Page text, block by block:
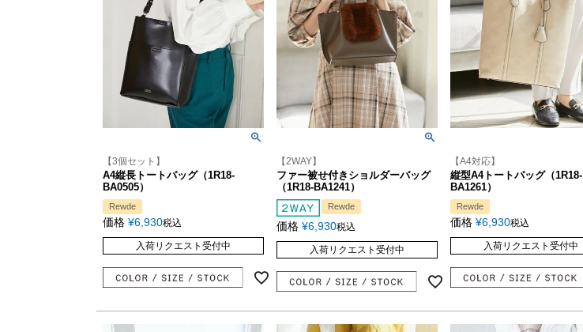
【3個セット】
A4縦長トートバッグ（1R18-
BA0505）
Rewde
価格 ¥6,930税込
入荷リクエスト受付中
【2WAY】
ファー被せ付きショルダーバッグ
（1R18-BA1241）
Rewde
価格 ¥6,930税込
入荷リクエスト受付中
【A4対応】
縦型A4トートバッグ（1R18-
BA1261）
Rewde
価格 ¥6,930税込
入荷リクエスト受付中